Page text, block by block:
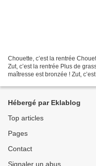
Chouette, c’est la rentrée
Zut, c’est la rentrée Plus de
maîtresse est bronzée ! Zut,
Hébergé par Eklablog
Top articles
Pages
Contact
Signaler un abus